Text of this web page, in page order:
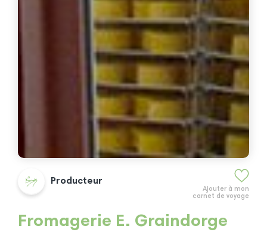
Ajouter à mon
carnet de voyage
Producteur
Fromagerie E. Graindorge